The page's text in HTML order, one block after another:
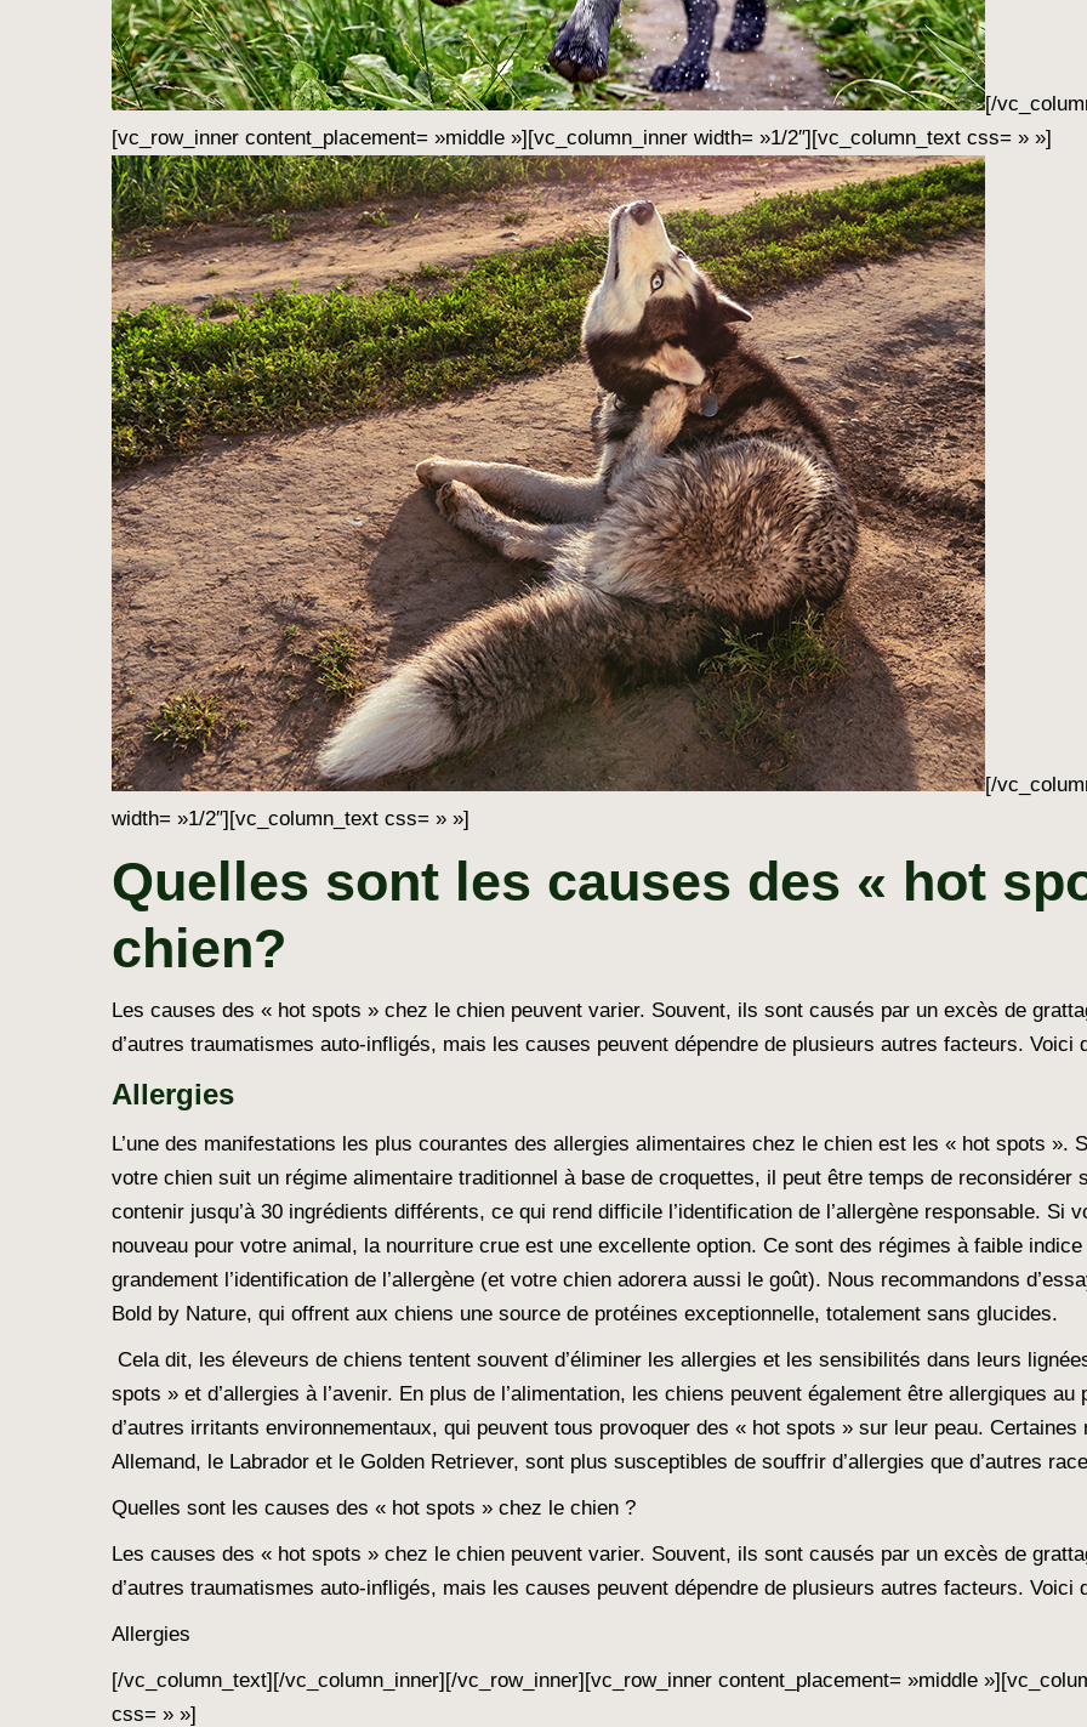
[/
[vc_row_inner content_placement= »middle »][vc_column_inner width= »1/2″][vc_column_text css= » »]
[/
width= »1/2″][vc_column_text css= » »]
Quelles sont les causes des « hot
chien?
Les causes des « hot spots » chez le chien peuvent varier. Souvent, ils sont causés par un excès de
d’autres traumatismes auto-infligés, mais les causes peuvent dépendre de plusieurs autres facteurs. Voici
Allergies
L’une des manifestations les plus courantes des allergies alimentaires chez le chien est les « hot spots ».
votre chien suit un régime alimentaire traditionnel à base de croquettes, il peut être temps de reconsidérer
contenir jusqu’à 30 ingrédients différents, ce qui rend difficile l’identification de l’allergène responsable. Si
nouveau pour votre animal, la nourriture crue est une excellente option. Ce sont des régimes à faible
grandement l’identification de l’allergène (et votre chien adorera aussi le goût). Nous recommandons
Bold by Nature, qui offrent aux chiens une source de protéines exceptionnelle, totalement sans glucides.
Cela dit, les éleveurs de chiens tentent souvent d’éliminer les allergies et les sensibilités dans leurs
spots » et d’allergies à l’avenir. En plus de l’alimentation, les chiens peuvent également être allergiques
d’autres irritants environnementaux, qui peuvent tous provoquer des « hot spots » sur leur peau.
Allemand, le Labrador et le Golden Retriever, sont plus susceptibles de souffrir d’allergies que d’autres
Quelles sont les causes des « hot spots » chez le chien ?
Les causes des « hot spots » chez le chien peuvent varier. Souvent, ils sont causés par un excès de
d’autres traumatismes auto-infligés, mais les causes peuvent dépendre de plusieurs autres facteurs. Voici
Allergies
[/vc_column_text][/vc_column_inner][/vc_row_inner][vc_row_inner content_placement= »middle
css= » »]